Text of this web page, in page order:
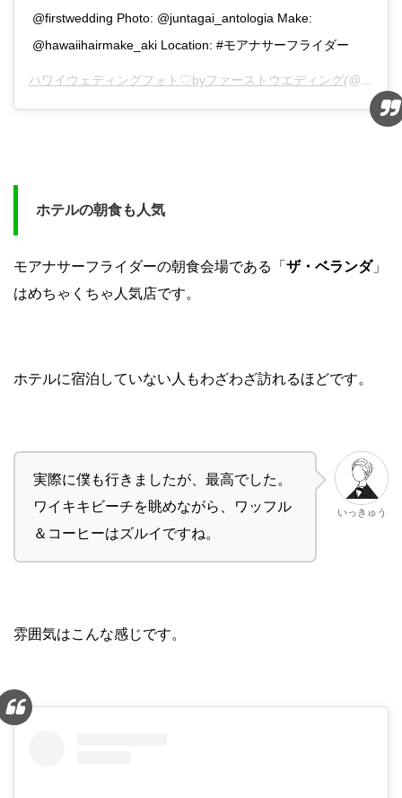
@firstwedding Photo: @juntagai_antologia Make:
@hawaiihairmake_aki Location: #モアナサーフライダー
ハワイウェディングフォト♡byファーストウエディング(@firstwedding_photo)がシェアした投稿 -
ホテルの朝食も人気
モアナサーフライダーの朝食会場である「 ザ・ベランダ」
はめちゃくちゃ人気店です。
ホテルに宿泊していない人もわざわざ訪れるほどです。
実際に僕も行きましたが、最高でした。
ワイキキビーチを眺めながら、ワッフル
＆コーヒーはズルイですね。
いっきゅう
雰囲気はこんな感じです。